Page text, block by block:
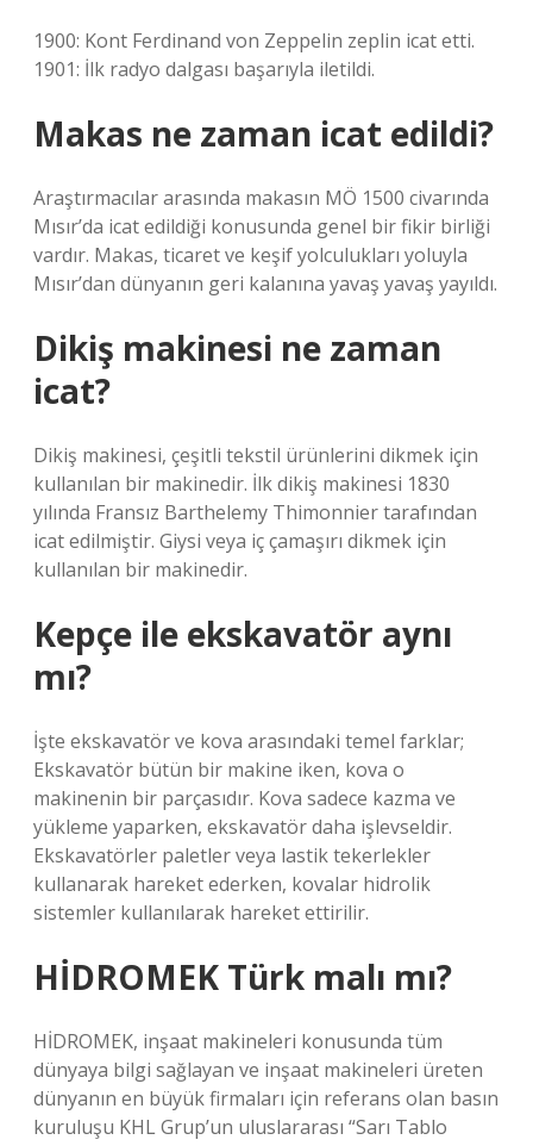
1900: Kont Ferdinand von Zeppelin zeplin icat etti.
1901: İlk radyo dalgası başarıyla iletildi.
Makas ne zaman icat edildi?
Araştırmacılar arasında makasın MÖ 1500 civarında
Mısır’da icat edildiği konusunda genel bir fikir birliği
vardır. Makas, ticaret ve keşif yolculukları yoluyla
Mısır’dan dünyanın geri kalanına yavaş yavaş yayıldı.
Dikiş makinesi ne zaman
icat?
Dikiş makinesi, çeşitli tekstil ürünlerini dikmek için
kullanılan bir makinedir. İlk dikiş makinesi 1830
yılında Fransız Barthelemy Thimonnier tarafından
icat edilmiştir. Giysi veya iç çamaşırı dikmek için
kullanılan bir makinedir.
Kepçe ile ekskavatör aynı
mı?
İşte ekskavatör ve kova arasındaki temel farklar;
Ekskavatör bütün bir makine iken, kova o
makinenin bir parçasıdır. Kova sadece kazma ve
yükleme yaparken, ekskavatör daha işlevseldir.
Ekskavatörler paletler veya lastik tekerlekler
kullanarak hareket ederken, kovalar hidrolik
sistemler kullanılarak hareket ettirilir.
HİDROMEK Türk malı mı?
HİDROMEK, inşaat makineleri konusunda tüm
dünyaya bilgi sağlayan ve inşaat makineleri üreten
dünyanın en büyük firmaları için referans olan basın
kuruluşu KHL Grup’un uluslararası “Sarı Tablo